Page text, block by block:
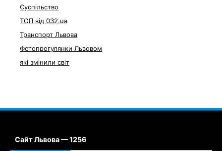
Суспільство
ТОП від 032.ua
Транспорт Львова
Фотопрогулянки Львовом
які змінили світ
Сайт Львова — 1256